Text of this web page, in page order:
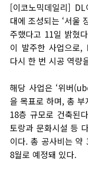
[이코노믹데일리]
대에 조성되는 ‘서울
주했다고 11일 밝혔
이 발주한 사업으로,
다시 한 번 시공 역량
해당 사업은 ‘위버
을 목표로 하며, 총
18층 규모로 건축된
토랑과 문화시설 등
이다. 총 공사비는 약
8월로 예정돼 있다.